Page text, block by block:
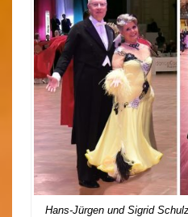
Hans-Jürgen und Sigrid